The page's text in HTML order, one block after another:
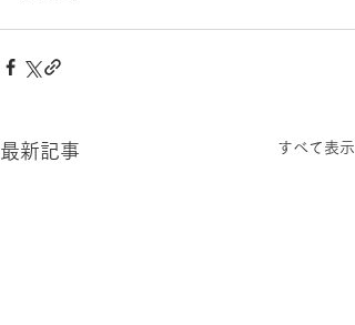
最新記事 すべて表示